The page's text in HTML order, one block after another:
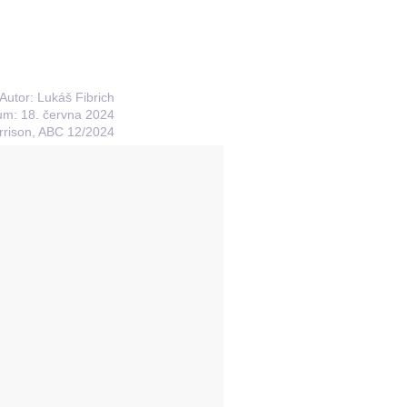
Autor: Lukáš Fibrich
18. června 2024
ABC 12/2024